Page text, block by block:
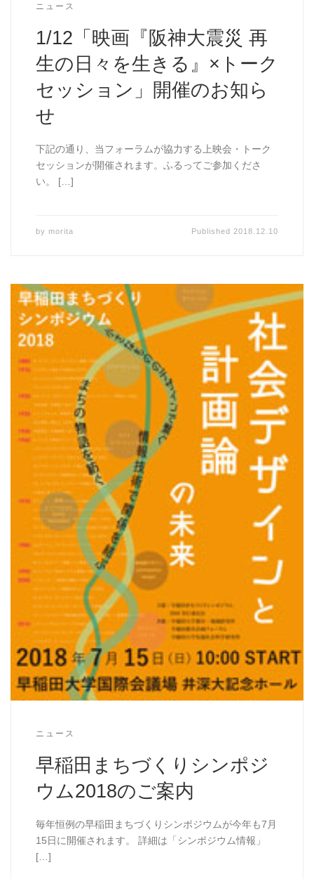
ニュース
1/12「映画『阪神大震災 再
生の日々を生きる』×トーク
セッション」開催のお知ら
せ
下記の通り、当フォーラムが協力する上映会・トーク
セッションが開催されます。ふるってご参加くださ
い。 […]
by morita Published 2018.12.10
ニュース
早稲田まちづくりシンポジ
ウム2018のご案内
毎年恒例の早稲田まちづくりシンポジウムが今年も7月
15日に開催されます。 詳細は「シンポジウム情報」
[…]